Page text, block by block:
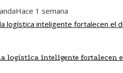
Hace 1 semana
logística inteligente fortalecen